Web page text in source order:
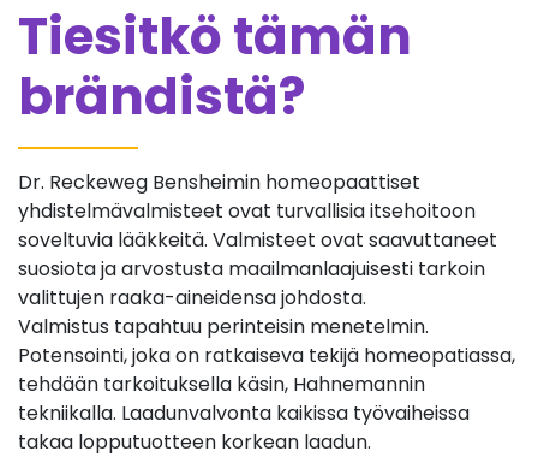
Tiesitkö tämän
brändistä?
Dr. Reckeweg Bensheimin homeopaattiset
yhdistelmävalmisteet ovat turvallisia itsehoitoon
soveltuvia lääkkeitä. Valmisteet ovat saavuttaneet
suosiota ja arvostusta maailmanlaajuisesti tarkoin
valittujen raaka-aineidensa johdosta.
Valmistus tapahtuu perinteisin menetelmin.
Potensointi, joka on ratkaiseva tekijä homeopatiassa,
tehdään tarkoituksella käsin, Hahnemannin
tekniikalla. Laadunvalvonta kaikissa työvaiheissa
takaa lopputuotteen korkean laadun.